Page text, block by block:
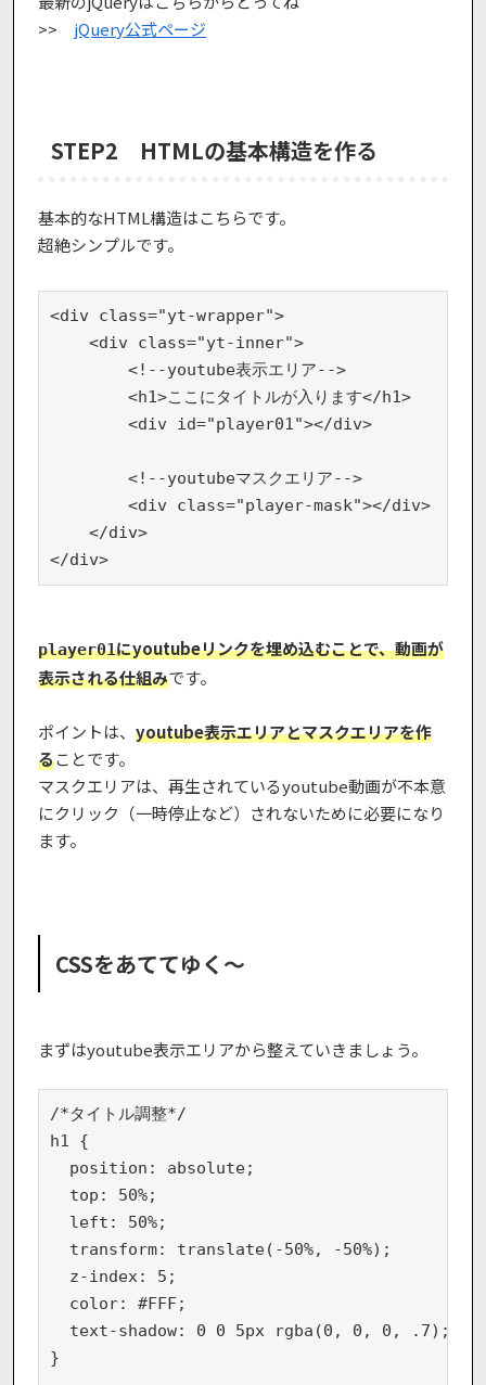
>> jQuery公式ページ
STEP2 HTMLの基本構造を作る
基本的なHTML構造はこちらです。
超絶シンプルです。
<div class="yt-wrapper">
    <div class="yt-inner">
        <!--youtube表示エリア-->
        <h1>ここにタイトルが入ります</h1>
        <div id="player01"></div>
        <!--youtubeマスクエリア-->
        <div class="player-mask"></div>
    </div>
</div>
player01にyoutubeリンクを埋め込むことで、動画が
表示される仕組みです。
ポイントは、youtube表示エリアとマスクエリアを作
ることです。
マスクエリアは、再生されているyoutube動画が不本意
にクリック（一時停止など）されないために必要になり
ます。
CSSをあててゆく〜
まずはyoutube表示エリアから整えていきましょう。
/*タイトル調整*/
h1 {
  position: absolute;
  top: 50%;
  left: 50%;
  transform: translate(-50%, -50%);
  z-index: 5;
  color: #FFF;
  text-shadow: 0 0 5px rgba(0, 0, 0, .7);
}